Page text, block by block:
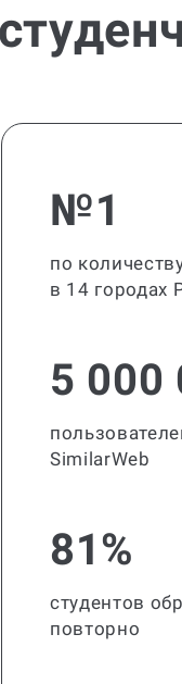
№1
по
в 14 городах
5 000
SimilarWeb
81%
студентов
повторно